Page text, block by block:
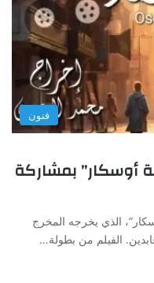
فنون
أوسكار” بمشاركة
الذي يخرجه المخرج
الفيلم من بطولة…